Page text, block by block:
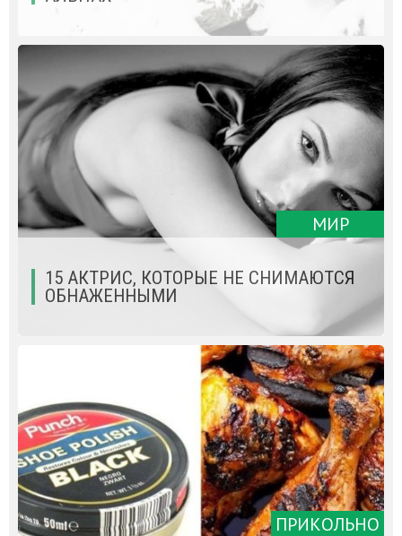
МИР
15 АКТРИС, КОТОРЫЕ НЕ СНИМАЮТСЯ
ОБНАЖЕННЫМИ
ПРИКОЛЬНО